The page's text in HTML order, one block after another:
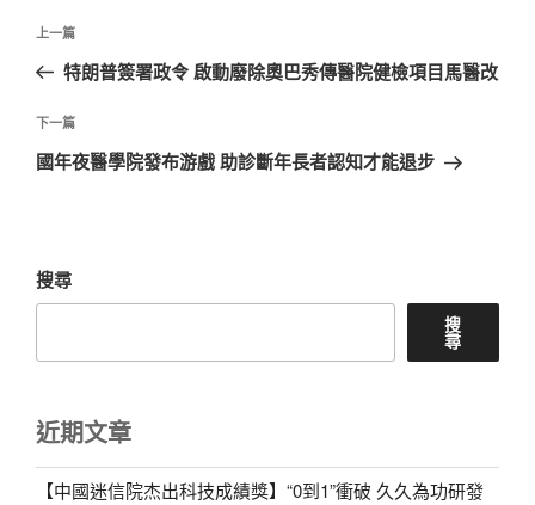
文
導
覽
上
一
文
章
上一篇
特朗普簽署政令 啟動廢除奧巴秀傳醫院健檢項目馬醫改
下
一
下一篇
國年夜醫學院發布游戲 助診斷年長者認知才能退步
搜尋
搜
尋
近期文章
【中國迷信院杰出科技成績獎】“0到1”衝破 久久為功研發